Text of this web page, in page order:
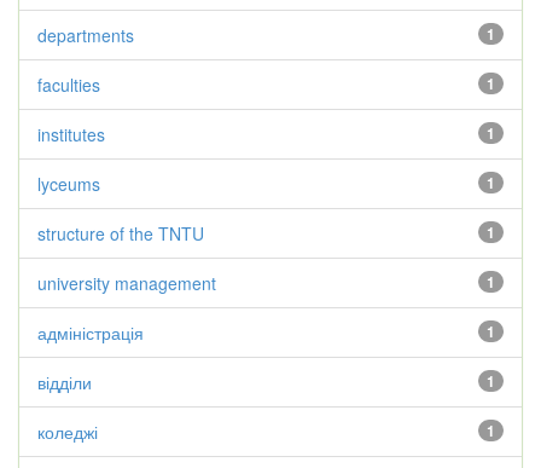
1
departments
1
faculties
1
institutes
1
lyceums
1
structure of the TNTU
1
university management
1
адміністрація
1
відділи
1
коледжі